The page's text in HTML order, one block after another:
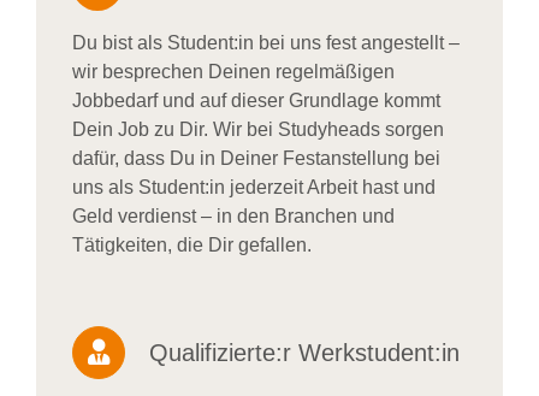
Du bist als Student:in bei uns fest angestellt –
wir besprechen Deinen regelmäßigen
Jobbedarf und auf dieser Grundlage kommt
Dein Job zu Dir. Wir bei Studyheads sorgen
dafür, dass Du in Deiner Festanstellung bei
uns als Student:in jederzeit Arbeit hast und
Geld verdienst – in den Branchen und
Tätigkeiten, die Dir gefallen.
Qualifizierte:r Werkstudent:in